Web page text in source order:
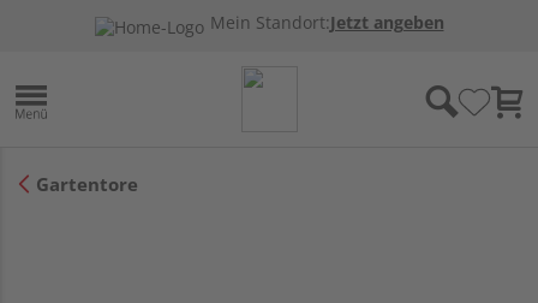
Mein Standort:Jetzt angeben
Gartentore